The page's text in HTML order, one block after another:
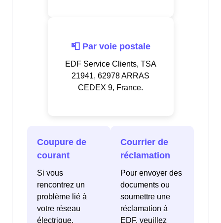
📮 Par voie postale
EDF Service Clients, TSA
21941, 62978 ARRAS
CEDEX 9, France.
Coupure de
courant
Si vous
rencontrez un
problème lié à
votre réseau
électrique,
Courrier de
réclamation
Pour envoyer des
documents ou
soumettre une
réclamation à
EDF, veuillez